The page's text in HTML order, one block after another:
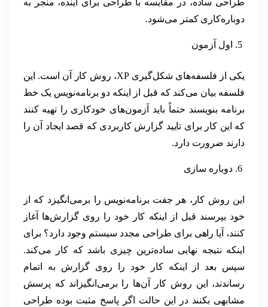
طراحی ساده، در مقایسه با طراحی برای آینده، منجر به
دوباره‌کاری کمتر می‌شود.
اول آزمون
یکی از فلسفه‌های شکل‌گیری XP، روش کار آن است. این
فلسفه بیان می‌کند که قبل از اینکه دو برنامه‌نویس یک خط
برنامه بنویسند حتماً باید آزمون‌های خودکاری را تهیه کنند
که این کار برای تایید گزارش کاربردی که قصد ایجاد آن را
دارند ضرورت دارد.
دوباره سازی
این روش کار، هر جفت برنامه‌نویس را برمی‌انگیزد که از
خود بپرسند قبل از اینکه کار خود را روی گزارش‌ها آغاز
کنند، آیا راهی برای طراحی مجدد سیستم وجود دارد؟ برای
اینکه نتیجه نهایی ساده‌ترین چیزی باشد که کار می‌کند.
سپس بعد از اینکه کار خود را روی گزارش به اتمام
رساندند، این روش کار آن‌ها را برمی‌انگیزاند که پرسش
مشابهی بکنند در این حالت اگر پاسخ مثبت بوده طراحی